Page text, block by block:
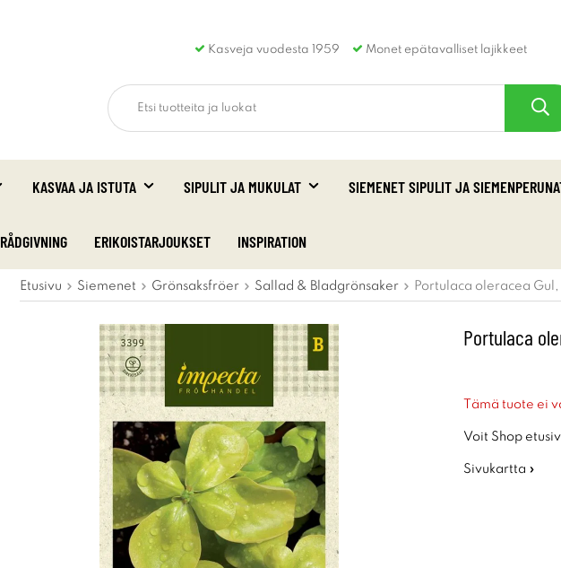
Kasveja vuodesta 1959 Monet epätavalliset lajikkeet
KASVAA JA ISTUTA SIPULIT JA MUKULAT SIEMENET SIPULIT JA
RÅDGIVNING ERIKOISTARJOUKSET INSPIRATION
Etusivu Siemenet Grönsaksfröer Sallad & Bladgrönsaker Portulaca oleracea
Portulaca
Tämä tuote ei
Voit Shop
Sivukartta »